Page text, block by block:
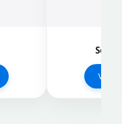
Sony
Vedi